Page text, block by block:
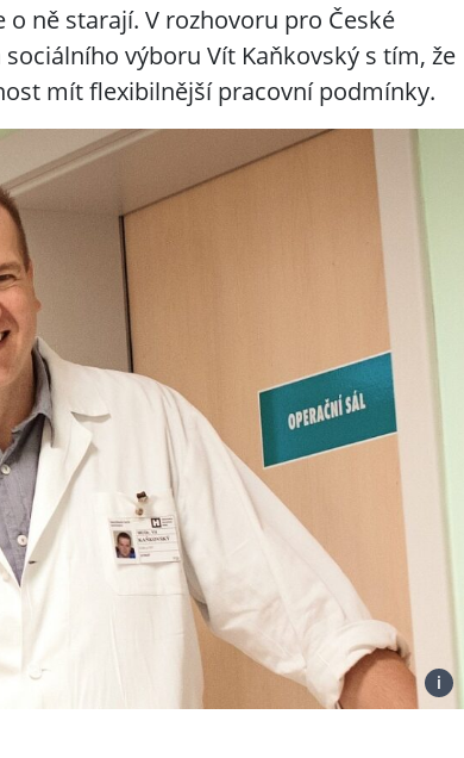
ně starají. V rozhovoru pro České
výboru Vít Kaňkovský s tím, že
mít flexibilnější pracovní podmínky.
i